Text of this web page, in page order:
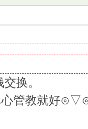
换。
心管教就好